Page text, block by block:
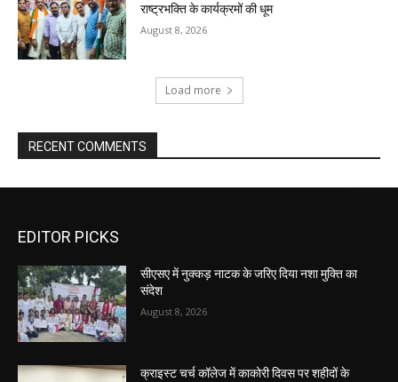
राष्ट्रभक्ति के कार्यक्रमों की धूम
August 8, 2026
Load more
RECENT COMMENTS
EDITOR PICKS
सीएसए में नुक्कड़ नाटक के जरिए दिया नशा मुक्ति का
संदेश
August 8, 2026
क्राइस्ट चर्च कॉलेज में काकोरी दिवस पर शहीदों के